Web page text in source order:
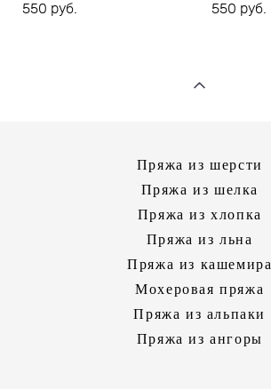
550 pуб.
550 pуб.
Пряжа из шерсти
Пряжа из шелка
Пряжа из хлопка
Пряжа из льна
Пряжа из кашемира
Мохеровая пряжа
Пряжа из альпаки
Пряжа из ангоры